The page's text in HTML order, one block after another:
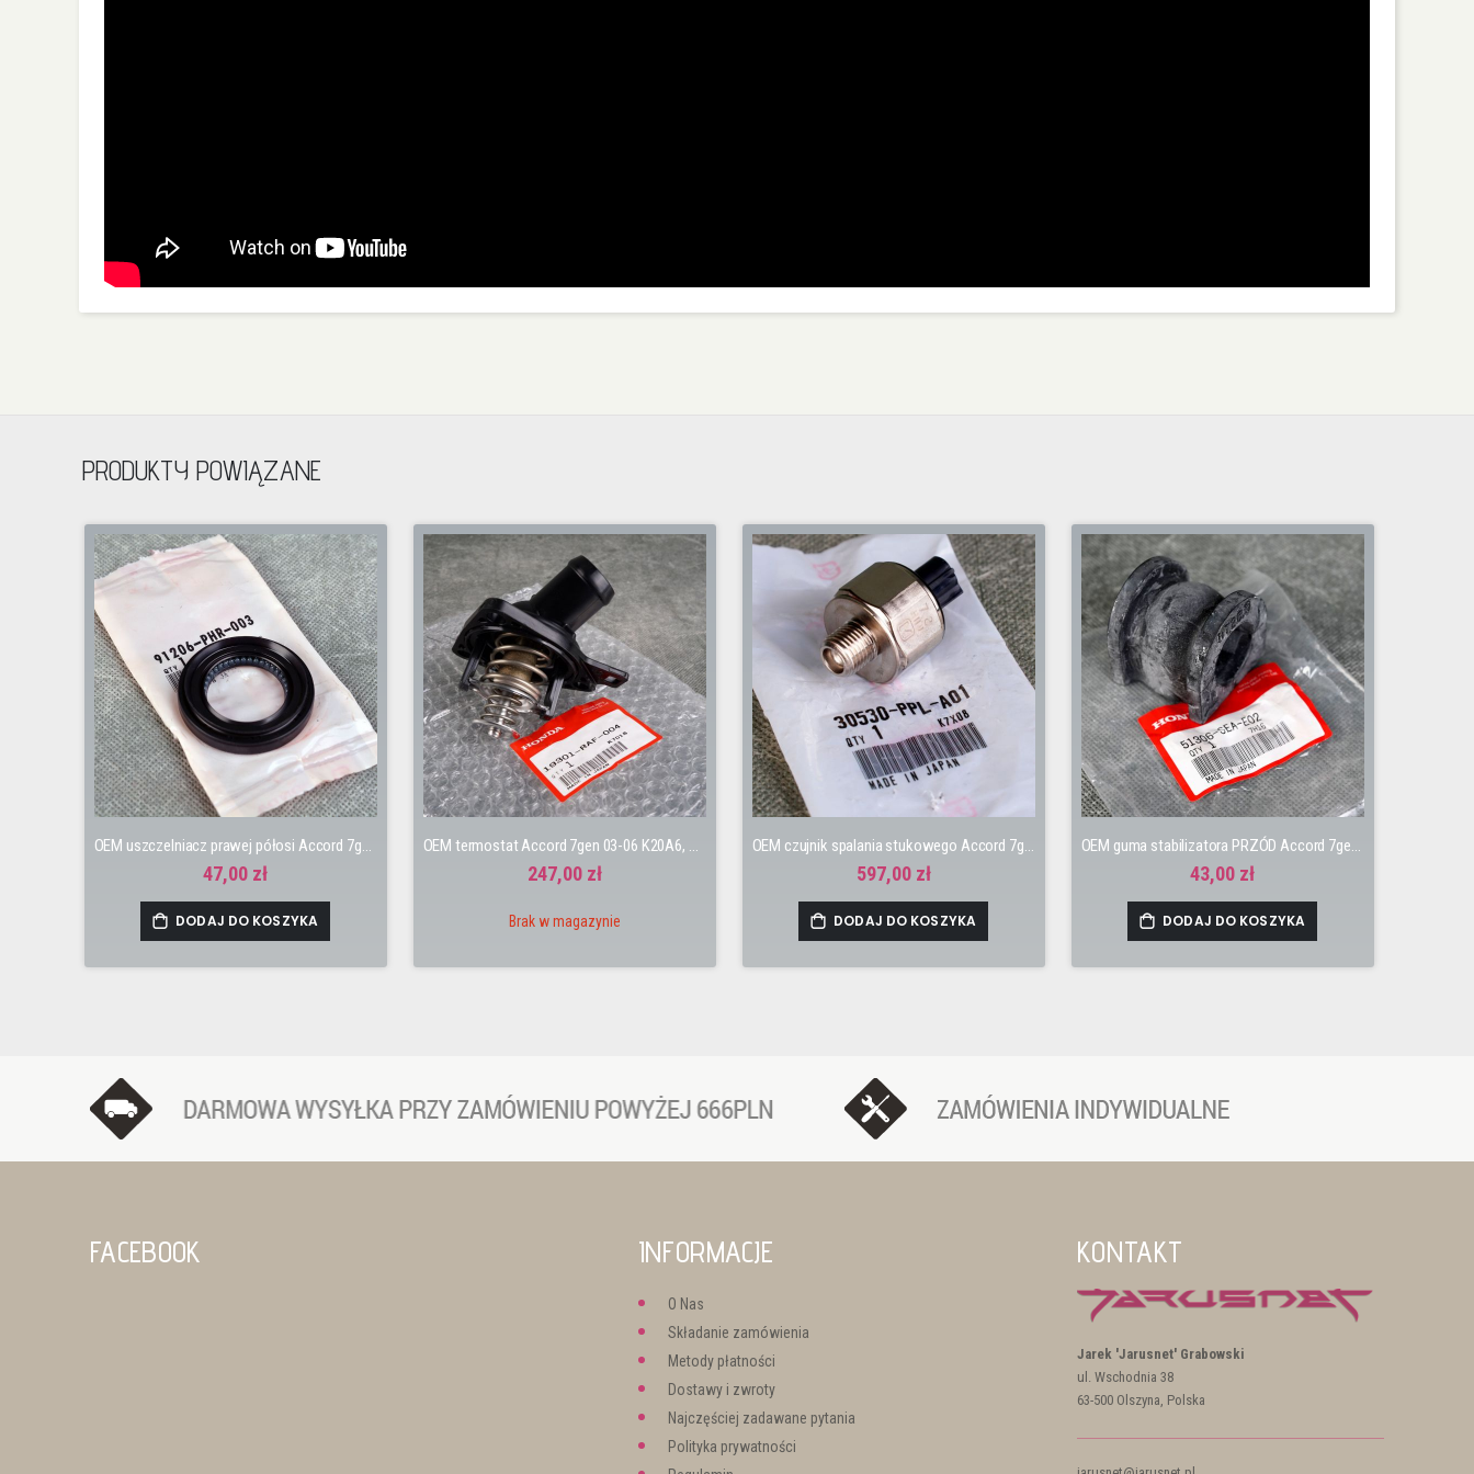
PRODUKTY POWIĄZANE
OEM uszczelniacz prawej półosi Accord 7gen K24
47,00 zł
DODAJ DO KOSZYKA
OEM termostat Accord 7gen 03-06 K20A6, K20Z2, K24A3 Civic 8gen 06-11 TypeR FN2 K20Z4
247,00 zł
Brak w magazynie
OEM czujnik spalania stukowego Accord 7gen K20A6, K24A3
597,00 zł
DODAJ DO KOSZYKA
OEM guma stabilizatora PRZÓD Accord 7gen 03-08 Sedan
43,00 zł
DODAJ DO KOSZYKA
FACEBOOK INFORMACJE
O Nas
Składanie zamówienia
Metody płatności
Dostawy i zwroty
Najczęściej zadawane pytania
Polityka prywatności
KONTAKT
Jarek 'Jarusnet' Grabowski
ul. Wschodnia 38
63-500 Olszyna, Polska